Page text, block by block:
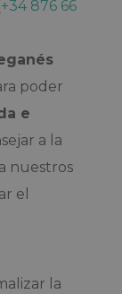
+34 876 66
poder
e
a la
nuestros
el
la